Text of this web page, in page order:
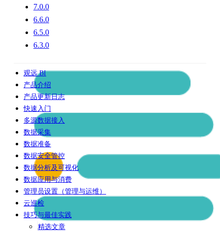
7.0.0
6.6.0
6.5.0
6.3.0
观远 BI
产品介绍
产品更新日志
快速入门
多源数据接入
数据采集
数据准备
数据安全管控
数据分析及可视化
数据应用与消费
管理员设置（管理与运维）
云巡检
技巧与最佳实践
精选文章